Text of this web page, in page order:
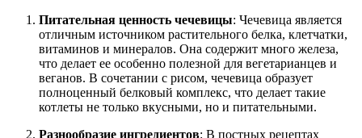
Питательная ценность чечевицы: Чечевица является
отличным источником растительного белка, клетчатки,
витаминов и минералов. Она содержит много железа,
что делает ее особенно полезной для вегетарианцев и
веганов. В сочетании с рисом, чечевица образует
полноценный белковый комплекс, что делает такие
котлеты не только вкусными, но и питательными.
Разнообразие ингредиентов: В постных рецептах